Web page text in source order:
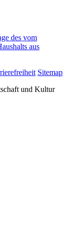
des vom
aus
Sitemap
und Kultur